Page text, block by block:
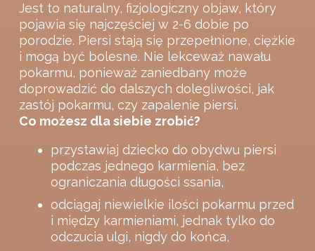
Jest to naturalny, fizjologiczny objaw, który
pojawia się najczęściej w 2-6 dobie po
porodzie. Piersi stają się przepełnione, ciężkie
i mogą być bolesne. Nie lekceważ nawału
pokarmu, ponieważ zaniedbany może
doprowadzić do dalszych dolegliwości, jak
zastój pokarmu, czy zapalenie piersi.
Co możesz dla siebie zrobić?
przystawiaj dziecko do obydwu piersi
podczas jednego karmienia, bez
ograniczania długości ssania,
odciągaj niewielkie ilości pokarmu przed
i między karmieniami, jednak tylko do
odczucia ulgi, nigdy do końca,